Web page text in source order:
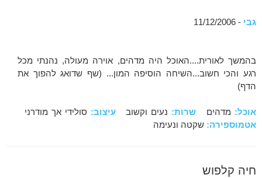
גבי - 11/12/2006
בהמשך לאורית....האוכל היה מדהים, אוירה מעולה, נהנתי מכל
רגע והכי חשוב...השיחה הוסיפה המון... (שף שדואג להפוך את
הדף)
אוכל: מדהים שרות: נעים וקשובעיצוב: סולידי אך מודרני
אטמוספירה: שקטה ונעימה
חיה קלפוש